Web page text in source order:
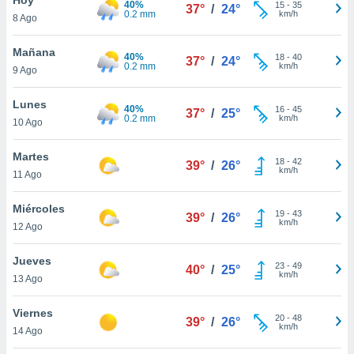
y
en
más
de
8 Ago
40%
0.2 mm
37° / 24° 15- 35
km/h
Mañana
9 Ago
40%
0.2 mm
37° / 24° 18- 40
km/h
Lunes
10 Ago
40%
0.2 mm
37° / 25° 16- 45
km/h
Martes
11 Ago
39° / 26° 18- 42
km/h
Miércoles
12 Ago
39° / 26° 19- 43
km/h
Jueves
13 Ago
40° / 25° 23- 49
km/h
Viernes
14 Ago
39° / 26° 20- 48
km/h